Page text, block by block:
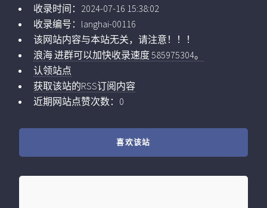
收录时间： 2024-07-16 15:38:02
收录编号： langhai-00116
该网站内容与本站无关，请注意！！！
浪海 进群可以加快收录速度 585975304。
认领站点
获取该站的RSS订阅内容
近期网站点赞次数：0
喜欢该站